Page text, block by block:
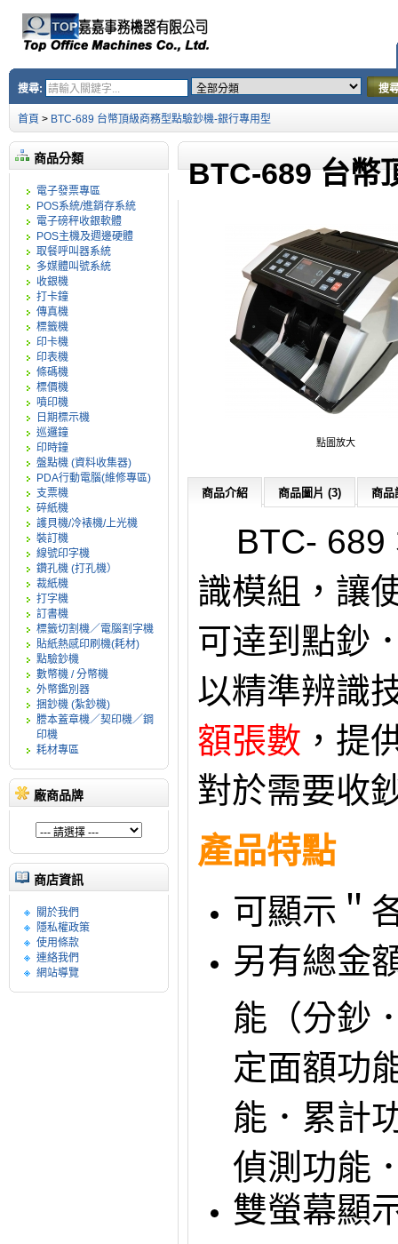
搜尋: 搜
首頁 > BTC-689 台幣頂級商務型點驗鈔機-銀行專用型
商品分類
電子發票專區
POS系統/進銷存系統
電子磅秤收銀軟體
POS主機及週邊硬體
取餐呼叫器系統
多媒體叫號系統
收銀機
打卡鐘
傳真機
標籤機
印卡機
印表機
條碼機
標價機
噴印機
日期標示機
巡邏鐘
印時鐘
盤點機 (資料收集器)
PDA行動電腦(維修專區)
支票機
碎紙機
護貝機/冷裱機/上光機
裝訂機
線號印字機
鑽孔機 (打孔機）
裁紙機
打字機
訂書機
標籤切割機／電腦割字機
貼紙熱感印刷機(耗材)
點驗鈔機
數幣機 / 分幣機
外幣鑑別器
捆鈔機 (紮鈔機)
謄本蓋章機／契印機／鋼
印機
耗材專區
廠商品牌
商店資訊
關於我們
隱私權政策
使用條款
連絡我們
網站導覽
BTC-689 台幣
點圖放大
商品介紹 商品圖片 (3) 商品
BTC- 689
識模組，讓
可逹到點鈔
以精準辨識
額張數 ，提
對於需要收
產品特點
可顯示＂
另有總金
能（分鈔
定面額功
能．累計
偵測功能
雙螢幕顯